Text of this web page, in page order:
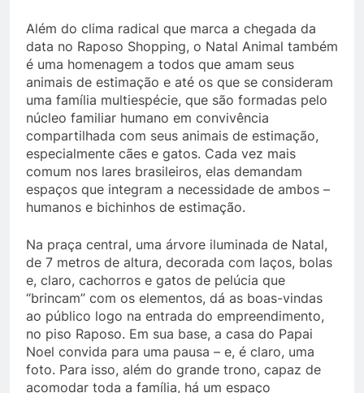
Além do clima radical que marca a chegada da
data no Raposo Shopping, o Natal Animal também
é uma homenagem a todos que amam seus
animais de estimação e até os que se consideram
uma família multiespécie, que são formadas pelo
núcleo familiar humano em convivência
compartilhada com seus animais de estimação,
especialmente cães e gatos. Cada vez mais
comum nos lares brasileiros, elas demandam
espaços que integram a necessidade de ambos –
humanos e bichinhos de estimação.
Na praça central, uma árvore iluminada de Natal,
de 7 metros de altura, decorada com laços, bolas
e, claro, cachorros e gatos de pelúcia que
“brincam” com os elementos, dá as boas-vindas
ao público logo na entrada do empreendimento,
no piso Raposo. Em sua base, a casa do Papai
Noel convida para uma pausa – e, é claro, uma
foto. Para isso, além do grande trono, capaz de
acomodar toda a família, há um espaço